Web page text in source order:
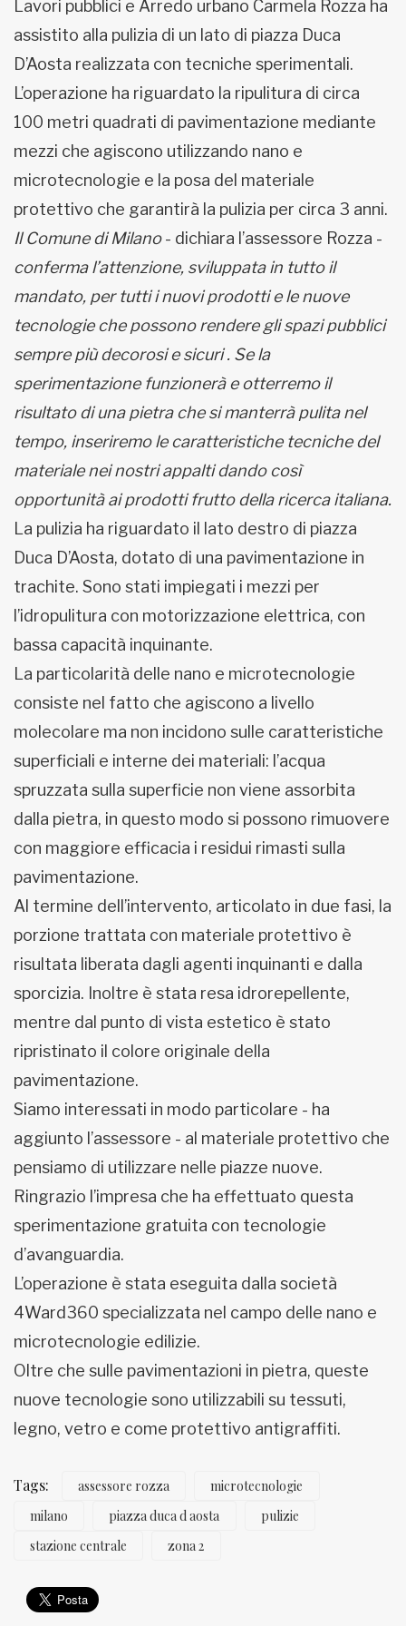
Lavori pubblici e Arredo urbano Carmela Rozza ha
assistito alla pulizia di un lato di piazza Duca
D’Aosta realizzata con tecniche sperimentali.
L’operazione ha riguardato la ripulitura di circa
100 metri quadrati di pavimentazione mediante
mezzi che agiscono utilizzando nano e
microtecnologie e la posa del materiale
protettivo che garantirà la pulizia per circa 3 anni.
Il Comune di Milano- dichiara l’assessore Rozza -
conferma l’attenzione, sviluppata in tutto il
mandato, per tutti i nuovi prodotti e le nuove
tecnologie che possono rendere gli spazi pubblici
sempre più decorosi e sicuri . Se la
sperimentazione funzionerà e otterremo il
risultato di una pietra che si manterrà pulita nel
tempo, inseriremo le caratteristiche tecniche del
materiale nei nostri appalti dando così
opportunità ai prodotti frutto della ricerca italiana.
La pulizia ha riguardato il lato destro di piazza
Duca D’Aosta, dotato di una pavimentazione in
trachite. Sono stati impiegati i mezzi per
l’idropulitura con motorizzazione elettrica, con
bassa capacità inquinante.
La particolarità delle nano e microtecnologie
consiste nel fatto che agiscono a livello
molecolare ma non incidono sulle caratteristiche
superficiali e interne dei materiali: l’acqua
spruzzata sulla superficie non viene assorbita
dalla pietra, in questo modo si possono rimuovere
con maggiore efficacia i residui rimasti sulla
pavimentazione.
Al termine dell’intervento, articolato in due fasi, la
porzione trattata con materiale protettivo è
risultata liberata dagli agenti inquinanti e dalla
sporcizia. Inoltre è stata resa idrorepellente,
mentre dal punto di vista estetico è stato
ripristinato il colore originale della
pavimentazione.
Siamo interessati in modo particolare - ha
aggiunto l’assessore - al materiale protettivo che
pensiamo di utilizzare nelle piazze nuove.
Ringrazio l’impresa che ha effettuato questa
sperimentazione gratuita con tecnologie
d’avanguardia.
L’operazione è stata eseguita dalla società
4Ward360 specializzata nel campo delle nano e
microtecnologie edilizie.
Oltre che sulle pavimentazioni in pietra, queste
nuove tecnologie sono utilizzabili su tessuti,
legno, vetro e come protettivo antigraffiti.
Tags: assessore rozza
microtecnologie
milano
piazza duca d aosta
pulizie
stazione centrale
zona 2